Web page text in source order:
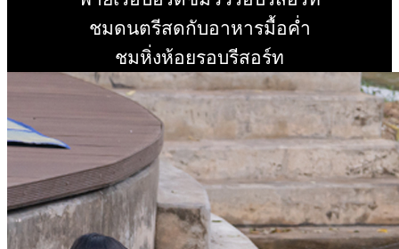
อ่านเพิ่ม
ชมดนตรีสดกับอาหารมื้อค่ำ
อ่านเพิ่ม
ชมหิ่งห้อยรอบรีสอร์ท
อ่านเพิ่ม